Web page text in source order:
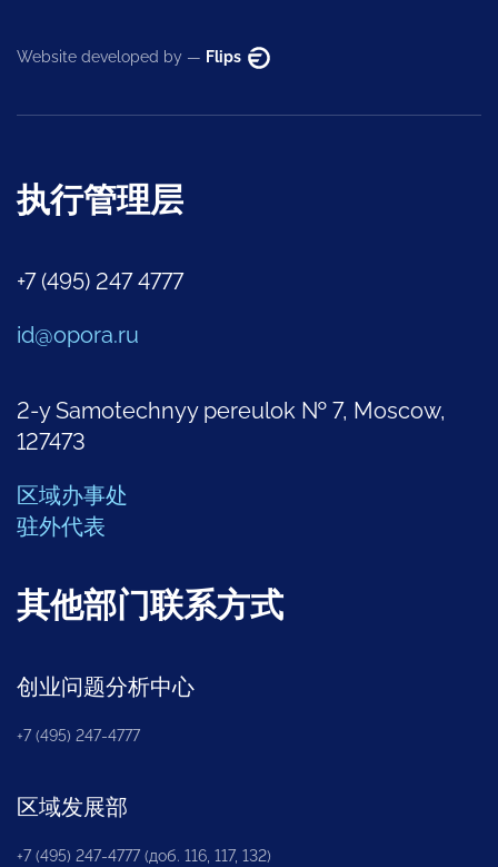
Website developed by — Flips
执行管理层
+7 (495) 247 4777
id@opora.ru
2-y Samotechnyy pereulok № 7, Moscow,
127473
区域办事处
驻外代表
其他部门联系方式
创业问题分析中心
+7 (495) 247-4777
区域发展部
+7 (495) 247-4777 (доб. 116, 117, 132)